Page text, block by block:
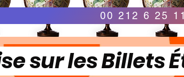
00 212 6 25
sur les Billets